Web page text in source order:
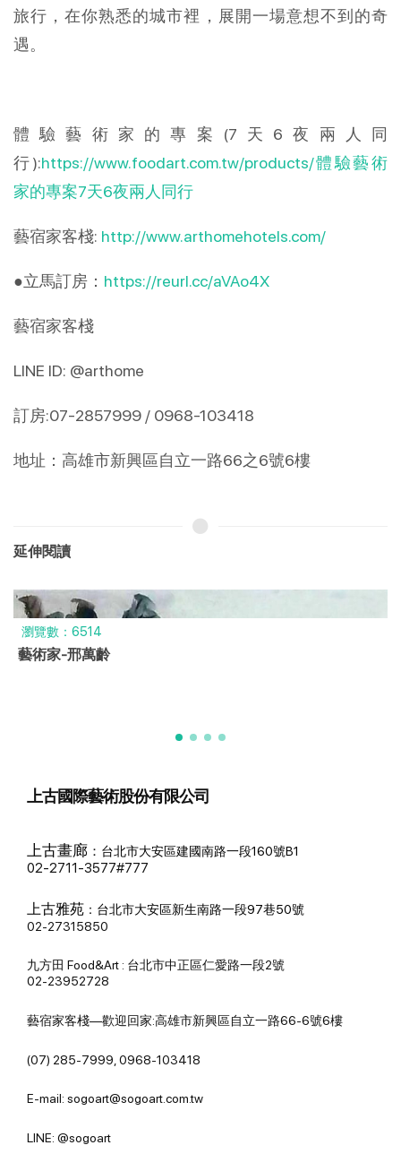
旅行，在你熟悉的城市裡，展開一場意想不到的奇
遇。
體驗藝術家的專案(7天6夜兩人同
行):https://www.foodart.com.tw/products/體驗藝術
家的專案7天6夜兩人同行
藝宿家客棧: http://www.arthomehotels.com/
●立馬訂房： https://reurl.cc/aVAo4X
藝宿家客棧
LINE ID: @arthome
訂房:07-2857999 / 0968-103418
地址：高雄市新興區自立一路66之6號6樓
延伸閱讀
瀏覽數：6632
藝術家-程明振
上古國際藝術股份有限公司
上古畫廊 ： 台北市大安區建國南路一段160號B1
02-2711-3577#777
上古雅苑 ： 台北市大安區新生南路一段97巷50號
02-27315850
九方田 Food&Art : 台北市中正區仁愛路一段2號
02-23952728
藝宿家客棧—歡迎回家:高雄市新興區自立一路66-6號6樓
(07) 285-7999, 0968-103418
E-mail: sogoart@sogoart.com.tw
LINE: @sogoart